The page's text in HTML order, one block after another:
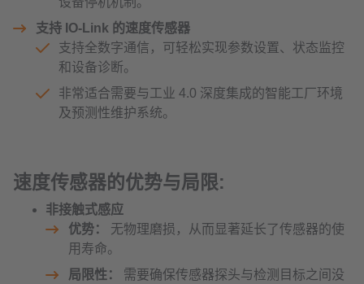
支持 IO-Link 的速度传感器
支持全数字通信，可轻松实现参数设置、状态监控
和设备诊断。
非常适合需要与工业 4.0 深度集成的智能工厂环境
及预测性维护系统。
速度传感器的优势与局限:
非接触式感应
优势：
无物理磨损，从而显著延长了传感器的使
用寿命。
局限性：
需要确保传感器探头与检测目标之间没